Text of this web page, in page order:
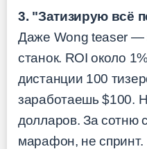
3. "Затизирую всё
Даже Wong teaser —
станок. ROI около
дистанции 100
заработаешь $100.
долларов. За сотню
марафон, не спринт.